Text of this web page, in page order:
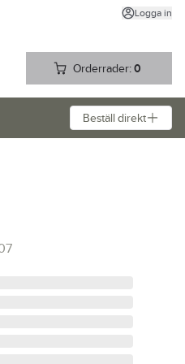
Logga in
Orderrader: 0
Beställ direkt